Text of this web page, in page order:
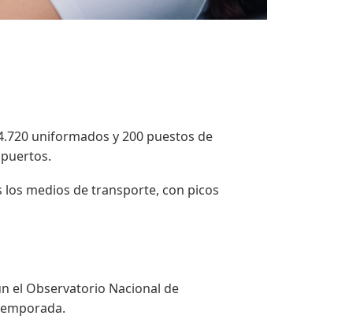
uniformados y 200 puestos de
los medios de transporte, con picos
el Observatorio Nacional de